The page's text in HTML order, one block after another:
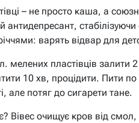
– не просто каша, а
антидепресант,
варять відвар для
мелених пластівців залити
10 хв, процідити. Пити
але потяг до сигарети тане.
Вівес очищує кров від смол,